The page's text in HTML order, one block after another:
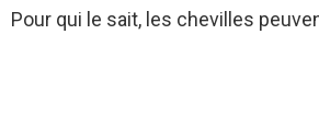
Pour qui le sait, les chevilles